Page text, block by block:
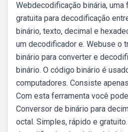
Webdecodificação binária, uma
gratuita para decodificação
binário, texto, decimal e
um decodificador e. Webuse o
binário para converter e
binário. O código binário é
computadores. Consiste
Com esta ferramenta você
Conversor de binário para
octal. Simples, rápido e